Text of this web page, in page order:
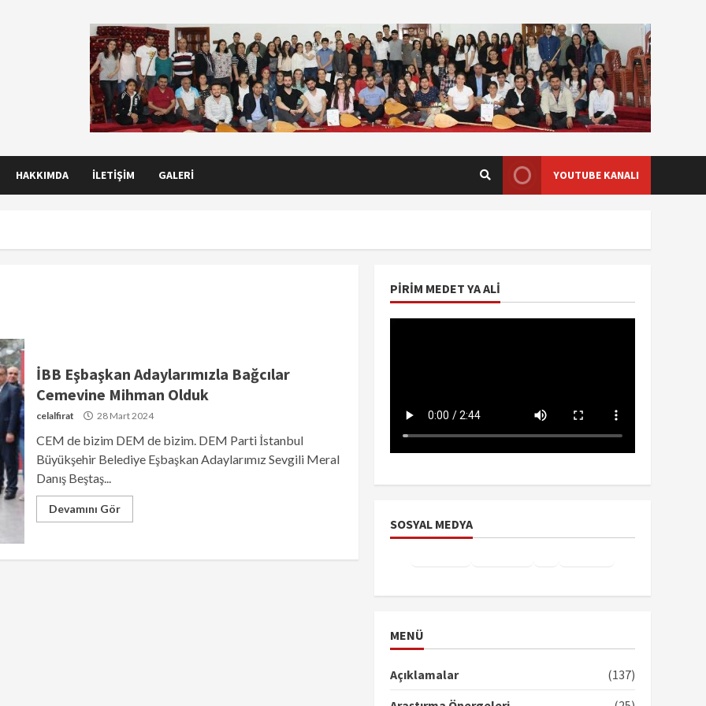
HAKKIMDA İLETIŞIM GALERI YOUTUBE KANALI
İBB Eşbaşkan Adaylarımızla Bağcılar
Cemevine Mihman Olduk
celalfirat 28 Mart 2024
CEM de bizim DEM de bizim. DEM Parti İstanbul
Büyükşehir Belediye Eşbaşkan Adaylarımız Sevgili Meral
Danış Beştaş...
Devamını Gör
PIRIM MEDET YA ALI
SOSYAL MEDYA
MENÜ
Açıklamalar
(137)